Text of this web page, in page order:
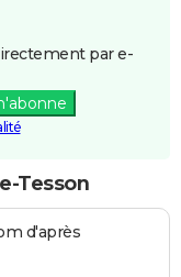
par e-
Tesson
d'après